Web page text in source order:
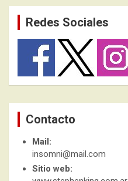
Redes Sociales
Contacto
Mail:
insomni@mail.com
Sitio web: